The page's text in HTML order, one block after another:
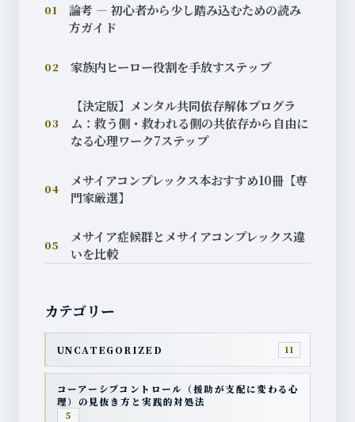
01
論考 — 初心者から少し踏み込むための読み
方ガイド
02 家族内ヒーロー役割を手放すステップ
03
【決定版】メンタル共同依存解体プログラ
ム：救う側・救われる側の共依存から自由に
なる心理ワーク7ステップ
04
メサイアコンプレックス本おすすめ10冊【専
門家厳選】
05
メサイア症候群とメサイアコンプレックス違
いを比較
カテゴリー
UNCATEGORIZED 11
コーアーシブコントロール（援助が支配に変わる心
理）の見抜き方と実践的対処法
5